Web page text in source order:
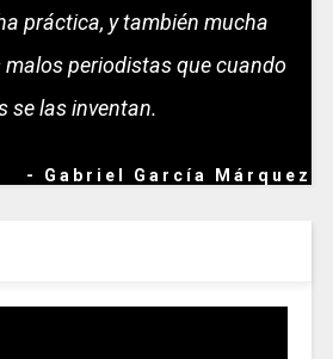
práctica, y también mucha
periodistas que cuando
se las inventan.
- Gabriel García Márquez